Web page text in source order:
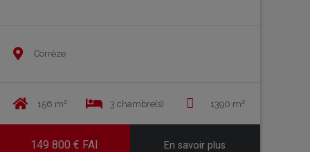
Corrèze
156 m² 3 chambre(s) 1390 m²
149 800 € FAI En savoir plus